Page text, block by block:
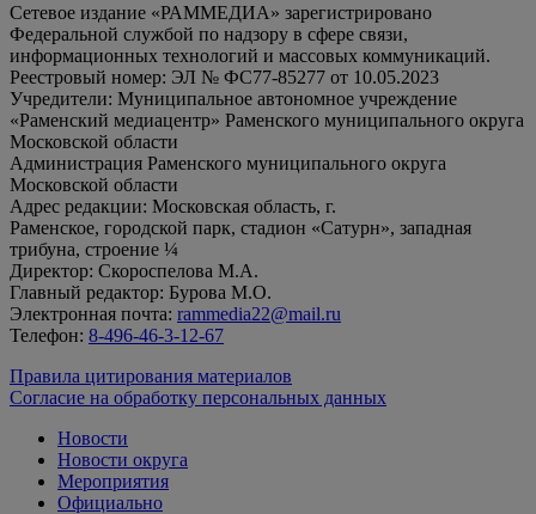
Сетевое издание «РАММЕДИА» зарегистрировано
Федеральной службой по надзору в сфере связи,
информационных технологий и массовых коммуникаций.
Реестровый номер: ЭЛ № ФС77-85277 от 10.05.2023
Учредители: Муниципальное автономное учреждение
«Раменский медиацентр» Раменского муниципального округа
Московской области
Администрация Раменского муниципального округа
Московской области
Адрес редакции: Московская область, г.
Раменское, городской парк, стадион «Сатурн», западная
трибуна, строение ¼
Директор: Скороспелова М.А.
Главный редактор: Бурова М.О.
Электронная почта: rammedia22@mail.ru
Телефон: 8-496-46-3-12-67
Правила цитирования материалов
Согласие на обработку персональных данных
Новости
Новости округа
Мероприятия
Официально